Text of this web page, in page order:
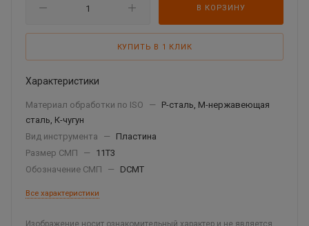
В КОРЗИНУ
КУПИТЬ В 1 КЛИК
Характеристики
Материал обработки по ISO —
P-сталь, М-нержавеющая
сталь, К-чугун
Вид инструмента
—
Пластина
Размер СМП
—
11T3
Обозначение СМП
— DCMT
Все характеристики
Изображение носит ознакомительный характер и не является